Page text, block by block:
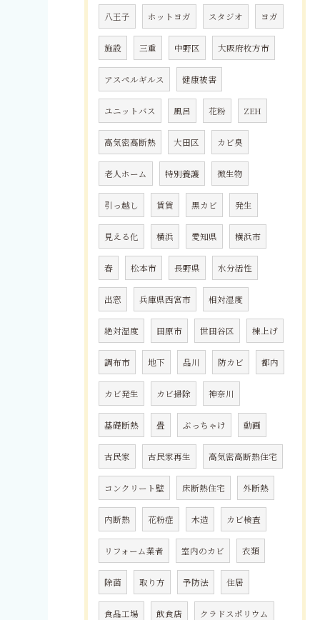
八王子 ホットヨガ スタジオ ヨガ
施設 三重 中野区 大阪府枚方市
アスペルギルス 健康被害
ユニットバス 風呂 花粉 ZEH
高気密高断熱 大田区 カビ臭
老人ホーム 特別養護 微生物
引っ越し 賃貸 黒カビ 発生
見える化 横浜 愛知県 横浜市
春 松本市 長野県 水分活性
出窓 兵庫県西宮市 相対湿度
絶対湿度 田原市 世田谷区 棟上げ
調布市 地下 品川 防カビ 都内
カビ発生 カビ掃除 神奈川
基礎断熱 畳 ぶっちゃけ 動画
古民家 古民家再生 高気密高断熱住宅
コンクリート壁 床断熱住宅 外断熱
内断熱 花粉症 木造 カビ検査
リフォーム業者 室内のカビ 衣類
除菌 取り方 予防法 住居
食品工場 飲食店 クラドスポリウム